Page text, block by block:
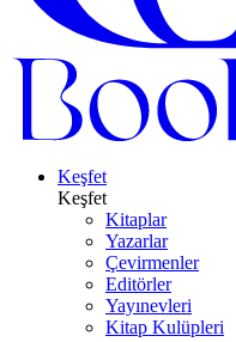
Keşfet
Keşfet
Kitaplar
Yazarlar
Çevirmenler
Editörler
Yayınevleri
Kitap Kulüpleri